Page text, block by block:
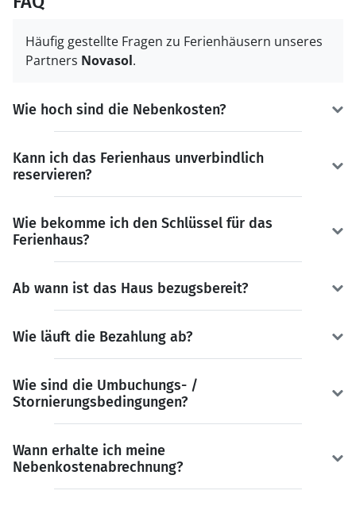
Häufig gestellte Fragen zu Ferienhäusern unseres
Partners Novasol.
Wie hoch sind die Nebenkosten?
Kann ich das Ferienhaus unverbindlich
reservieren?
Wie bekomme ich den Schlüssel für das
Ferienhaus?
Ab wann ist das Haus bezugsbereit?
Wie läuft die Bezahlung ab?
Wie sind die Umbuchungs- /
Stornierungsbedingungen?
Wann erhalte ich meine
Nebenkostenabrechnung?